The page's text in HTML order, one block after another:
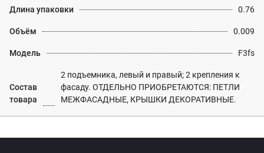
Длина упаковки 0.76
Объём 0.009
Модель F3fs
Состав
товара
2 подъемника, левый и правый; 2 крепления к
фасаду. ОТДЕЛЬНО ПРИОБРЕТАЮТСЯ: ПЕТЛИ
МЕЖФАСАДНЫЕ, КРЫШКИ ДЕКОРАТИВНЫЕ.